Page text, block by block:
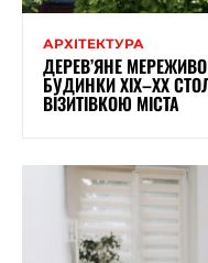
АРХІТЕКТУРА
ДЕРЕВ’ЯНЕ
БУДИНКИ ХІХ–ХХ
ВІЗИТІВКОЮ МІСТА